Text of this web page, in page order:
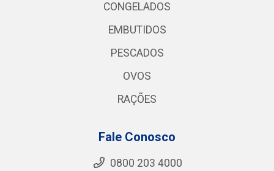
CONGELADOS
EMBUTIDOS
PESCADOS
OVOS
RAÇÕES
Fale Conosco
0800 203 4000